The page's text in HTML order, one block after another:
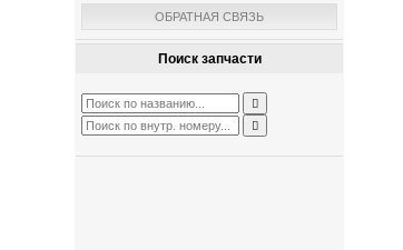
ОБРАТНАЯ СВЯЗЬ
Поиск запчасти